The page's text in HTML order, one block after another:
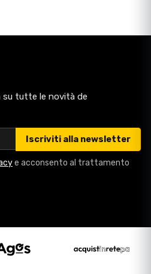
su tutte le novità de
Iscriviti alla newsletter
e acconsento al trattamento